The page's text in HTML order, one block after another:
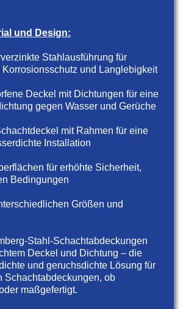
und Design:
Stahlausführung für
Korrosionsschutz und Langlebigkeit
Deckel mit Dichtungen für eine
gegen Wasser und Gerüche
mit Rahmen für eine
Installation
für erhöhte Sicherheit,
Bedingungen
Größen und
Stahl-Schachtabdeckungen
Deckel und Dichtung – die
und geruchsdichte Lösung für
Schachtabdeckungen, ob
maßgefertigt.